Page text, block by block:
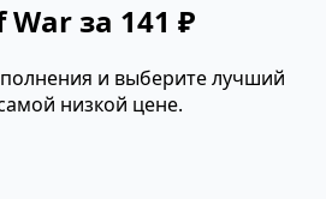
за 141 ₽
и выберите лучший
низкой цене.